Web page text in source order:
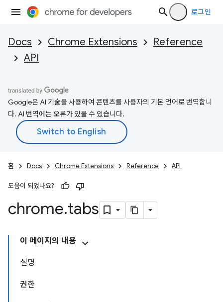
로그인
Docs Chrome Extensions
Reference
API
Google은 AI 기술을 사용하여 콘텐츠를 사용자의 기본 언어로 번역합니
다. AI 번역에는 오류가 있을 수 있습니다.
홈 Docs Chrome Extensions Reference API
도움이 되었나요?
chrome.tabs
이 페이지의 내용
설명
권한